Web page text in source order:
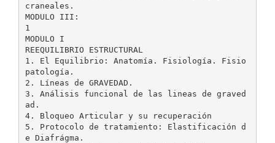
craneales.
MODULO III:
1
MODULO I
REEQUILIBRIO ESTRUCTURAL
1. El Equilibrio: Anatomía. Fisiología. Fisio
patología.
2. Líneas de GRAVEDAD.
3. Análisis funcional de las lineas de graved
ad.
4. Bloqueo Articular y su recuperación
5. Protocolo de tratamiento: Elastificación d
e Diafrágma.